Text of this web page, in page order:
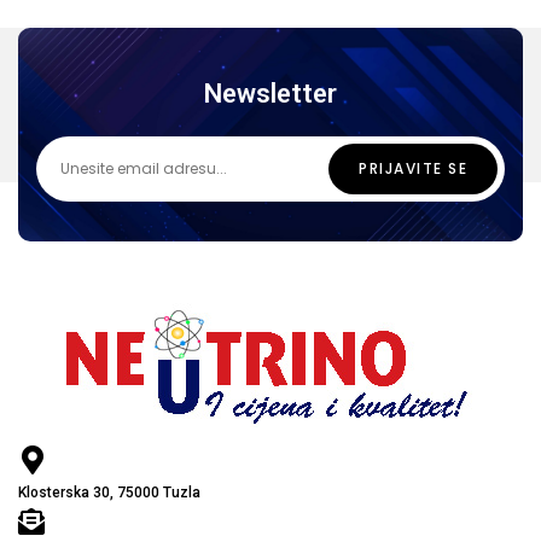
Newsletter
Klosterska 30, 75000 Tuzla